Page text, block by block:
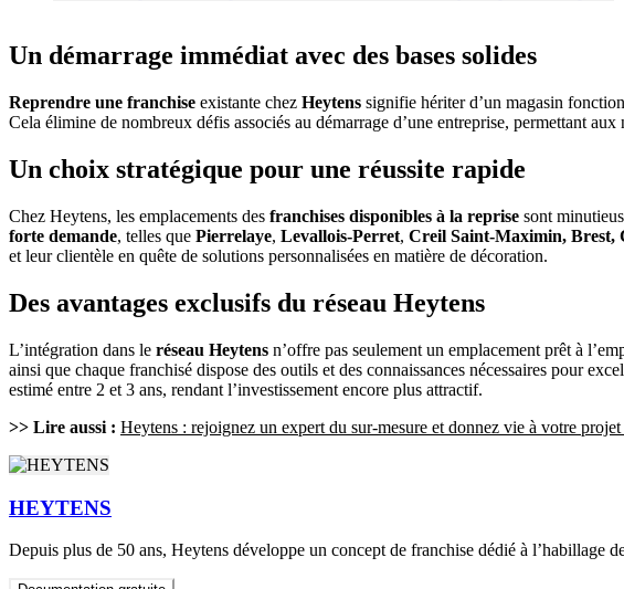
Un démarrage immédiat avec des bases solides
Reprendre une franchise existante chez Heytens signifie hériter d’un magasin
Cela élimine de nombreux défis associés au démarrage d’une entreprise, permettant aux
Un choix stratégique pour une réussite rapide
Chez Heytens, les emplacements des franchises disponibles à la reprise sont
forte demande, telles que Pierrelaye, Levallois-Perret, Creil Saint-Maximin, Brest,
et leur clientèle en quête de solutions personnalisées en matière de décoration.
Des avantages exclusifs du réseau Heytens
L’intégration dans le réseau Heytens n’offre pas seulement un emplacement prêt à
ainsi que chaque franchisé dispose des outils et des connaissances nécessaires pour
estimé entre 2 et 3 ans, rendant l’investissement encore plus attractif.
>> Lire aussi : Heytens : rejoignez un expert du sur-mesure et donnez vie à votre
HEYTENS
Depuis plus de 50 ans, Heytens développe un concept de franchise dédié à l’habillage